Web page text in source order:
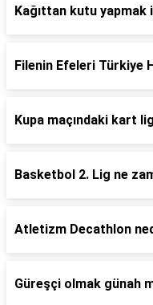
Kağıttan kutu yapmak
Filenin Efeleri Türkiye
Kupa maçındaki kart
Basketbol 2. Lig ne
Atletizm Decathlon
Güreşçi olmak günah